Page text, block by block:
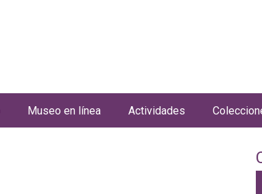
Museo en línea Actividades